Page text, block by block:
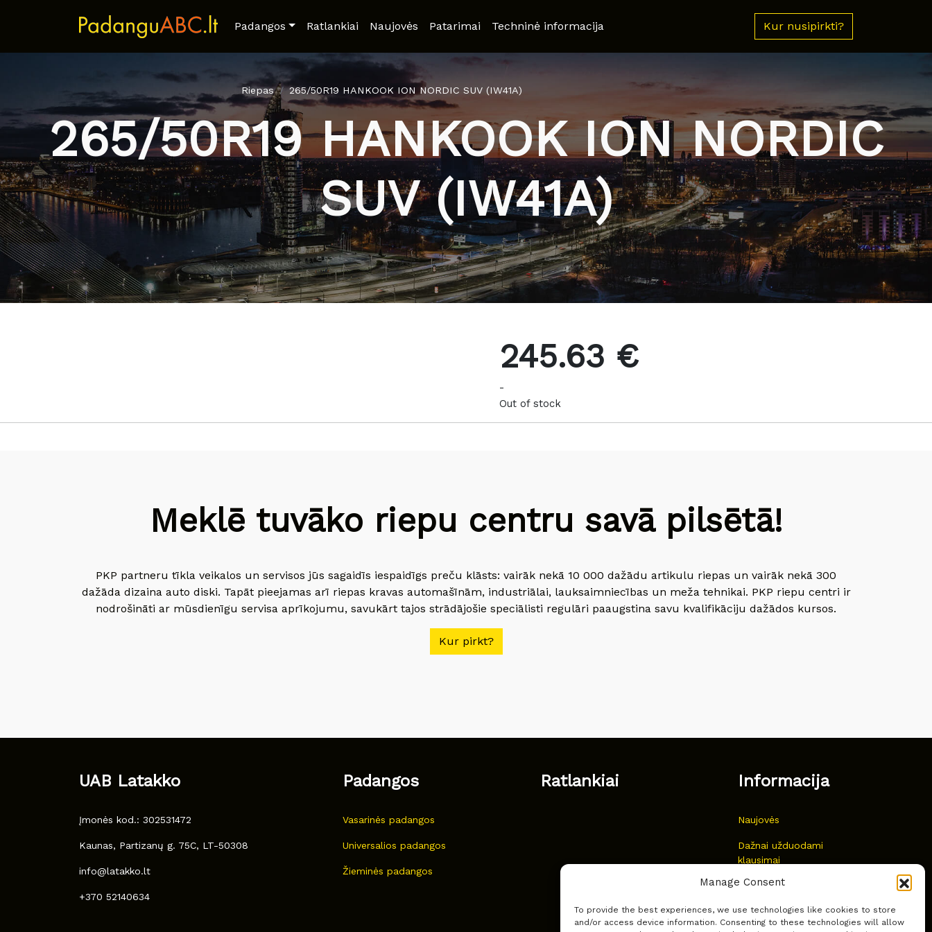
Manage Consent
To provide the best experiences, we use technologies like cookies to store
and/or access device information. Consenting to these technologies will allow
Padangos Ratlankiai Naujovės Patarimai Techninė informacija Kur nusipirkti?
Riepas 265/50R19 HANKOOK ION NORDIC SUV (IW41A)
265/50R19 HANKOOK ION NORDIC
SUV (IW41A)
245.63 €
-
Out of stock
Meklē tuvāko riepu centru savā pilsētā!
PKP partneru tīkla veikalos un servisos jūs sagaidīs iespaidīgs preču klāsts: vairāk nekā 10 000 dažādu artikulu riepas un vairāk nekā 300
dažāda dizaina auto diski. Tapāt pieejamas arī riepas kravas automašīnām, industriālai, lauksaimniecības un meža tehnikai. PKP riepu centri ir
nodrošināti ar mūsdienīgu servisa aprīkojumu, savukārt tajos strādājošie speciālisti regulāri paaugstina savu kvalifikāciju dažādos kursos.
Kur pirkt?
UAB Latakko
Įmonės kod.: 302531472
Kaunas, Partizanų g. 75C, LT-50308
info@latakko.lt
+370 52140634
Padangos
Vasarinės padangos
Universalios padangos
Žieminės padangos
Ratlankiai Informacija
Naujovės
Dažnai užduodami
klausimai
Kur nusipirkti?
Privatumas